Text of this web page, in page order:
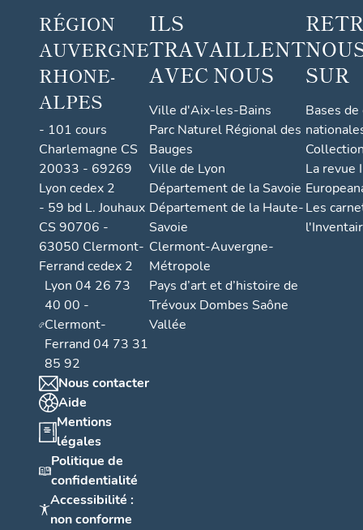
violet n°2
RÉGION
AUVERGNE
RHONE-
ALPES
- 101 cours
Charlemagne CS
20033 - 69269
Lyon cedex 2
- 59 bd L. Jouhaux
CS 90706 -
63050 Clermont-
Ferrand cedex 2
Lyon 04 26 73
40 00 -
Clermont-
Ferrand 04 73 31
85 92
Nous contacter
Aide
Mentions
légales
Politique de
confidentialité
Accessibilité :
non conforme
ILS
TRAVAILLENT
AVEC NOUS
Ville d'Aix-les-Bains
Parc Naturel Régional des
Bauges
Ville de Lyon
Département de la Savoie
Département de la Haute-
Savoie
Clermont-Auvergne-
Métropole
Pays d’art et d’histoire de
Trévoux Dombes Saône
Vallée
SUR
Bases
La revue
Les